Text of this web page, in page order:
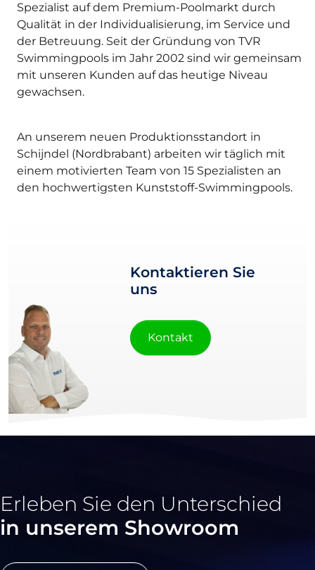
Spezialist auf dem Premium-Poolmarkt durch
Qualität in der Individualisierung, im Service und
der Betreuung. Seit der Gründung von TVR
Swimmingpools im Jahr 2002 sind wir gemeinsam
mit unseren Kunden auf das heutige Niveau
gewachsen.
An unserem neuen Produktionsstandort in
Schijndel (Nordbrabant) arbeiten wir täglich mit
einem motivierten Team von 15 Spezialisten an
den hochwertigsten Kunststoff-Swimmingpools.
Kontaktieren Sie
uns
Kontakt
Erleben Sie den Unterschied
in unserem Showroom